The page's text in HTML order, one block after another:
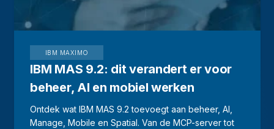
IBM MAXIMO
IBM MAS 9.2: dit verandert er voor
beheer, AI en mobiel werken
Ontdek wat IBM MAS 9.2 toevoegt aan beheer, AI,
Manage, Mobile en Spatial. Van de MCP-server tot